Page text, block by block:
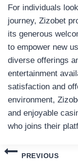
For individuals
journey, Zizobet
its generous
to empower new
diverse offerings
entertainment
satisfaction and
environment,
and enjoyable
who joins their
แนะแนว
PREVIOUS